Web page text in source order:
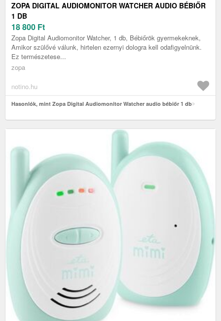
ZOPA DIGITAL AUDIOMONITOR WATCHER AUDIO BÉBIŐR
1 DB
18 800 Ft
Zopa Digital Audiomonitor Watcher, 1 db, Bébiőrök gyermekeknek,
Amikor szülővé válunk, hirtelen ezernyi dologra kell odafigyelnünk.
Ez természetese...
zopa
notino.hu
Hasonlók, mint Zopa Digital Audiomonitor Watcher audio bébiőr 1 db